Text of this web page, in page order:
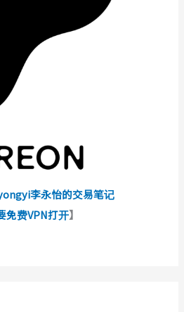
李永怡的交易笔记
免费VPN打开】